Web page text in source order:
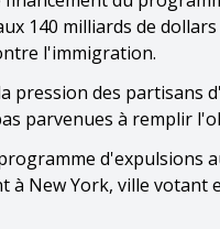
140 milliards de
l'immigration.
pression des
parvenues à remplir
d'expulsions
à New York, ville votant